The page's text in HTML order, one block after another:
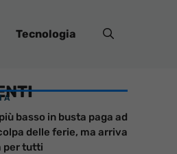
Tecnologia
basso in busta paga ad
delle ferie, ma arriva
per tutti